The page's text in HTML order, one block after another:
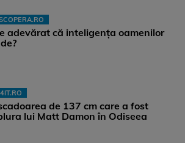
adevărat că inteligența oamenilor
de 137 cm care a fost
lui Matt Damon în Odiseea